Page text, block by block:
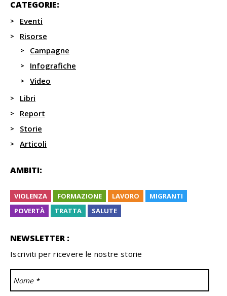
CATEGORIE:
Eventi
Risorse
Campagne
Infografiche
Video
Libri
Report
Storie
Articoli
AMBITI:
VIOLENZA FORMAZIONE LAVORO
MIGRANTI
POVERTÀ
TRATTA SALUTE
NEWSLETTER :
Iscriviti per ricevere le nostre storie